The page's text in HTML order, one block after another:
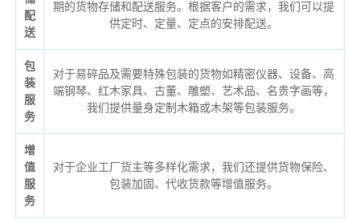
配
送
期的货物存储和配送服务。根据客户的需求，我们可以提
供定时、定量、定点的安排配送。
包
装
服
务
对于易碎品及需要特殊包装的货物如精密仪器、设备、高
端钢琴、红木家具、古董、雕塑、艺术品、名贵字画等，
我们提供量身定制木箱或木架等包装服务。
增
值
服
务
对于企业工厂货主等多样化需求，我们还提供货物保险、
包装加固、代收货款等增值服务。